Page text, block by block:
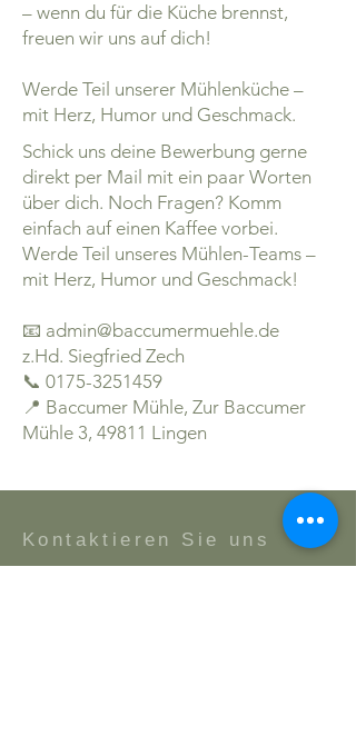
– wenn du für die Küche brennst,
freuen wir uns auf dich!
Werde Teil unserer Mühlenküche –
mit Herz, Humor und Geschmack.
Schick uns deine Bewerbung gerne
direkt per Mail mit ein paar Worten
über dich. Noch Fragen? Komm
einfach auf einen Kaffee vorbei.
Werde Teil unseres Mühlen-Teams –
mit Herz, Humor und Geschmack!
📧 admin@baccumermuehle.de
z.Hd. Siegfried Zech
📞 0175-3251459
📍 Baccumer Mühle, Zur Baccumer
Mühle 3, 49811 Lingen
Kontaktieren Sie uns